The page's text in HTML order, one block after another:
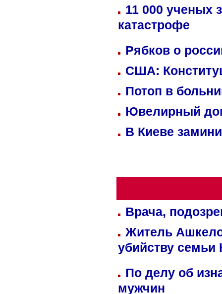
11 000 ученых
катастрофе
Рябков о
США:
Потоп в
Ювелирный
В Киеве
Врача,
Житель
убийству семьи
По делу об